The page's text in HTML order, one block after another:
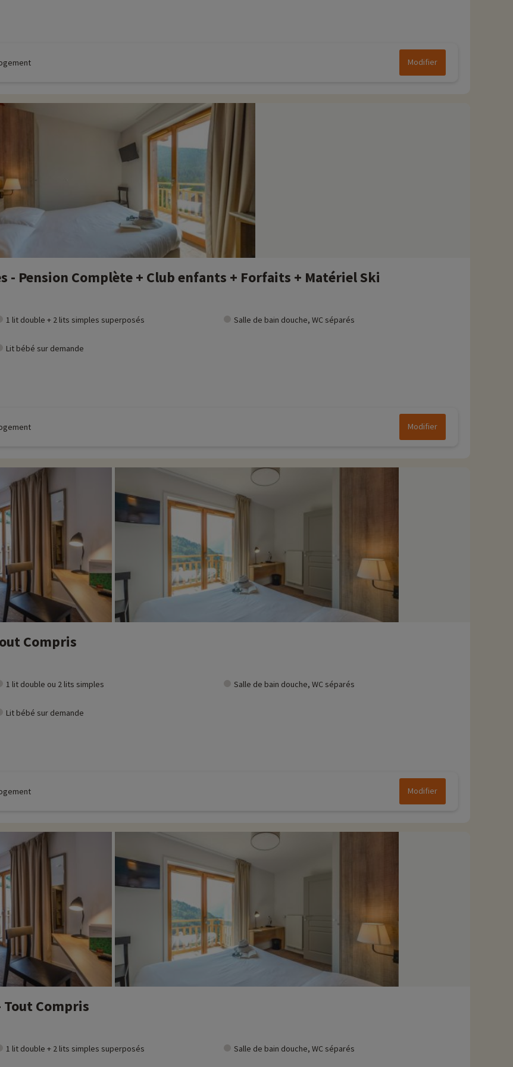
Modifier
- Pension Complète + Club enfants + Forfaits + Matériel Ski
1 lit double + 2 lits simples superposés Salle de bain douche, WC séparés
Lit bébé sur demande
Modifier
Compris
1 lit double ou 2 lits simples Salle de bain douche, WC séparés
Lit bébé sur demande
Modifier
Tout Compris
1 lit double + 2 lits simples superposés Salle de bain douche, WC séparés